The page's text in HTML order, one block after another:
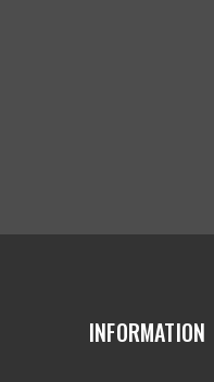
INFORMATION